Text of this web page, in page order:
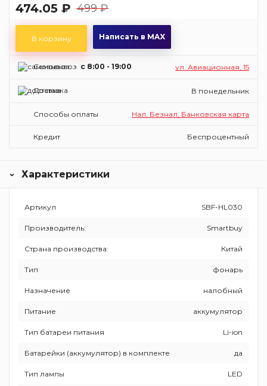
474.05 ₽ 499 ₽
В корзину Написать в MAX
Самовывоз c 8:00 - 19:00 ул. Авиационная, 15
Доставка В понедельник
Способы оплаты Нал, Безнал, Банковская карта
Кредит Беспроцентный
Характеристики
Артикул SBF-HL030
Производитель: Smartbuy
Страна производства: Китай
Тип фонарь
Назначение налобный
Питание аккумулятор
Тип батареи питания Li-ion
Батарейки (аккумулятор) в комплекте да
Тип лампы LED